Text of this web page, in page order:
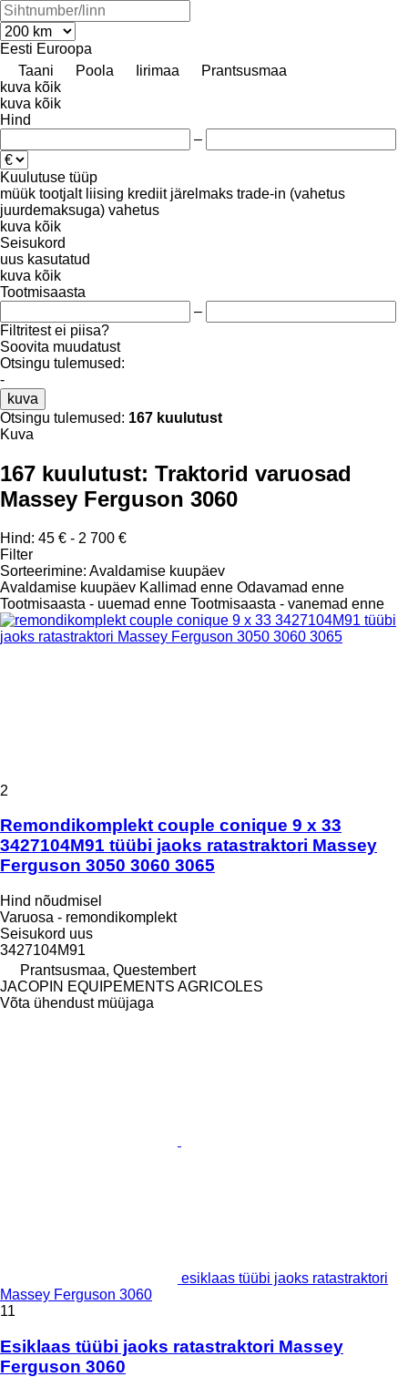
Eesti Euroopa
Taani
Poola Iirimaa
Prantsusmaa
kuva kõik
kuva kõik
Hind
–
Kuulutuse tüüp
müük tootjalt liising krediit järelmaks trade-in (vahetus
juurdemaksuga) vahetus
kuva kõik
Seisukord
uus kasutatud
kuva kõik
Tootmisaasta
–
Filtritest ei piisa?
Soovita muudatust
Otsingu tulemused:
-
kuva
Otsingu tulemused: 167 kuulutust
Kuva
167 kuulutust: Traktorid varuosad
Massey Ferguson 3060
Hind: 45 € - 2 700 €
Filter
Sorteerimine: Avaldamise kuupäev
Avaldamise kuupäev Kallimad enne Odavamad enne
Tootmisaasta - uuemad enne Tootmisaasta - vanemad enne
2
Remondikomplekt couple conique 9 x 33
3427104M91 tüübi jaoks ratastraktori Massey
Ferguson 3050 3060 3065
Hind nõudmisel
Varuosa - remondikomplekt
Seisukord uus
3427104M91
Prantsusmaa, Questembert
JACOPIN EQUIPEMENTS AGRICOLES
Võta ühendust müüjaga
esiklaas tüübi jaoks ratastraktori
Massey Ferguson 3060
11
Esiklaas tüübi jaoks ratastraktori Massey
Ferguson 3060